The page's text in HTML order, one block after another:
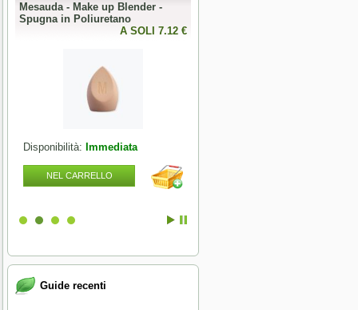
Mesauda - Make up Blender -
Spugna in Poliuretano
A SOLI 7.12 €
Disponibilità: Immediata
NEL CARRELLO
Guide recenti